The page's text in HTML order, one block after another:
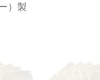
）製